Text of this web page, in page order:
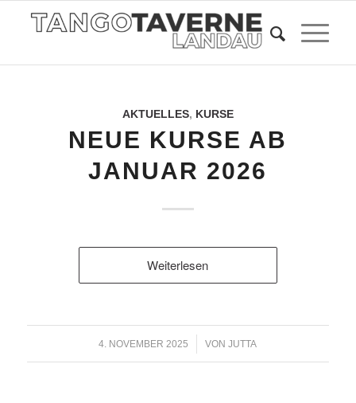
AKTUELLES, KURSE
NEUE KURSE AB
JANUAR 2026
Weiterlesen
4. NOVEMBER 2025
/ VONJUTTA